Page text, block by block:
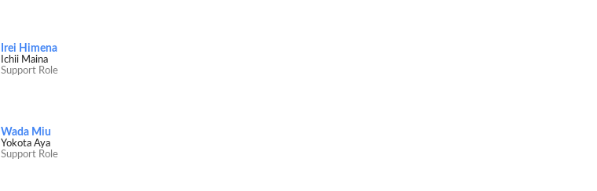
Irei Himena
Ichii Maina
Support Role
Wada Miu
Yokota Aya
Support Role